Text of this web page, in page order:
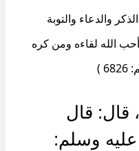
والدعاء والتوبة
الله لقاءه ومن كره
)
قال: قال
وسلم: